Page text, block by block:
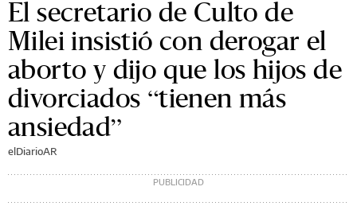
El secretario de Culto de
Milei insistió con derogar el
aborto y dijo que los hijos de
divorciados “tienen más
ansiedad”
elDiarioAR